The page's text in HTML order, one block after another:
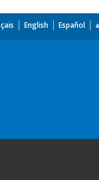
English Español